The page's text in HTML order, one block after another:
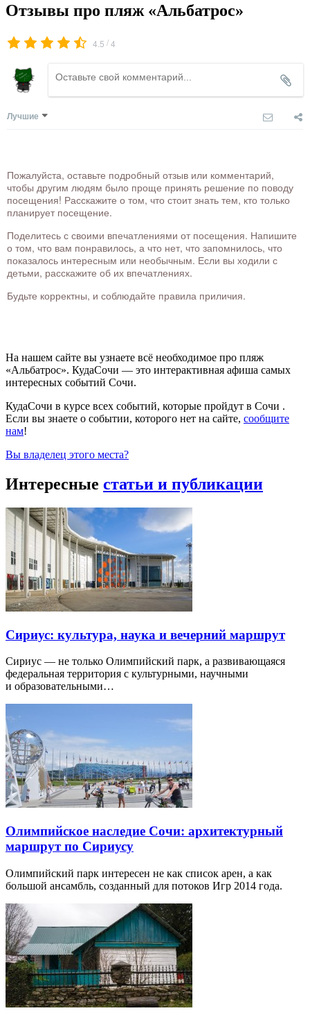
Отзывы про пляж «Альбатрос»
4.5 /4
Лучшие
Пожалуйста, оставьте подробный отзыв или комментарий,
чтобы другим людям было проще принять решение по поводу
посещения! Расскажите о том, что стоит знать тем, кто только
планирует посещение.
Поделитесь с своими впечатлениями от посещения. Напишите
о том, что вам понравилось, а что нет, что запомнилось, что
показалось интересным или необычным. Если вы ходили с
детьми, расскажите об их впечатлениях.
Будьте корректны, и соблюдайте правила приличия.
На нашем сайте вы узнаете всё необходимое про пляж
«Альбатрос». КудаСочи — это интерактивная афиша самых
интересных событий Сочи.
КудаСочи в курсе всех событий, которые пройдут в Сочи .
Если вы знаете о событии, которого нет на сайте, сообщите
нам!
Вы владелец этого места?
Интересные статьи и публикации
Сириус: культура, наука и вечерний маршрут
Сириус — не только Олимпийский парк, а развивающаяся
федеральная территория с культурными, научными
и образовательными…
Олимпийское наследие Сочи: архитектурный
маршрут по Сириусу
Олимпийский парк интересен не как список арен, а как
большой ансамбль, созданный для потоков Игр 2014 года.